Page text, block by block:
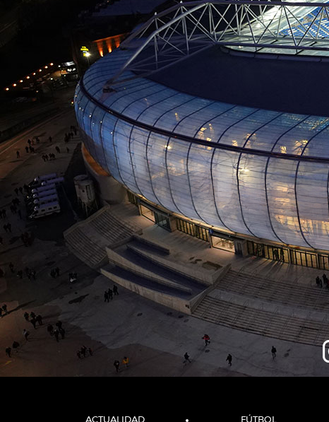
ACTUALIDAD FÚTBOL